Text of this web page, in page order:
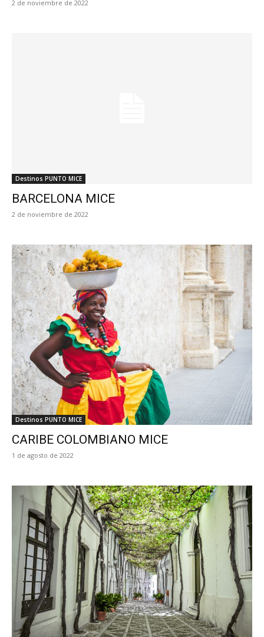
2 de noviembre de 2022
Destinos PUNTO MICE
BARCELONA MICE
2 de noviembre de 2022
Destinos PUNTO MICE
CARIBE COLOMBIANO MICE
1 de agosto de 2022